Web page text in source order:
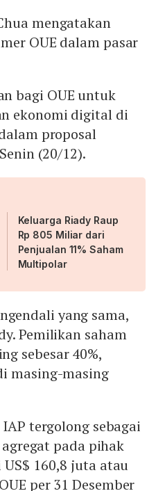
mengatakan
OUE dalam pasar
bagi OUE untuk
ekonomi digital di
proposal
(20/12).
Keluarga Riady Raup
Rp 805 Miliar dari
Penjualan 11% Saham
Multipolar
yang sama,
Pemilikan saham
sebesar 40%,
masing-masing
tergolong sebagai
pada pihak
160,8 juta atau
per 31 Desember